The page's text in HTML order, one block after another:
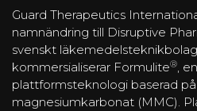
Guard Therapeutics
namnändring till Disruptive
svenskt
kommersialiserar Formulite®,
plattformsteknologi baserad
magnesiumkarbonat (MMC).